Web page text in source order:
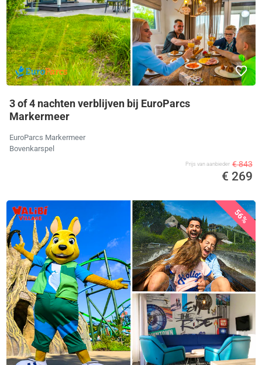
3 of 4 nachten verblijven bij EuroParcs
Markermeer
EuroParcs Markermeer
Bovenkarspel
Prijs van aanbieder € 843
€ 269
56%